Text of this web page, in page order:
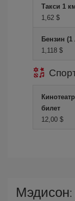
Такси 1
1,62 $
Бензин (1
1,118 $
билет
12,00 $
Мэдисон: